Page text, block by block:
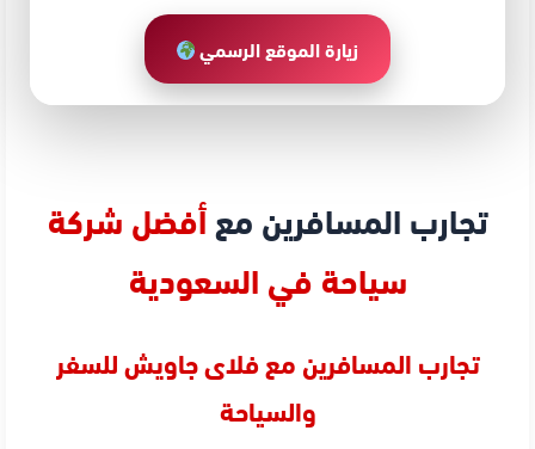
زيارة الموقع الرسمي
تجارب المسافرين معأفضل شركة
سياحة في السعودية
تجارب المسافرين مع فلاى جاويش للسفر
والسياحة